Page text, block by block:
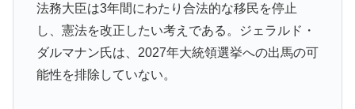
▶ 海外「日本人がアメリカに対してとても良いことを言っ
てくれているぞ！アメリカの良さを再発見できる！」
▶
海外「先進国で日本だけパスポート所有率が低すぎる、
何故なのか」
法務大臣は3年間にわたり合法的な移民を停止
し、憲法を改正したい考えである。ジェラルド・
ダルマナン氏は、2027年大統領選挙への出馬の可
能性を排除していない。